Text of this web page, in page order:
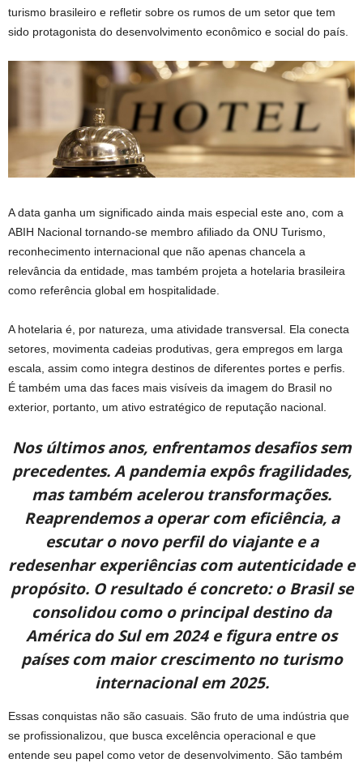
turismo brasileiro e refletir sobre os rumos de um setor que tem
sido protagonista do desenvolvimento econômico e social do país.
A data ganha um significado ainda mais especial este ano, com a
ABIH Nacional tornando-se membro afiliado da ONU Turismo,
reconhecimento internacional que não apenas chancela a
relevância da entidade, mas também projeta a hotelaria brasileira
como referência global em hospitalidade.
A hotelaria é, por natureza, uma atividade transversal. Ela conecta
setores, movimenta cadeias produtivas, gera empregos em larga
escala, assim como integra destinos de diferentes portes e perfis.
É também uma das faces mais visíveis da imagem do Brasil no
exterior, portanto, um ativo estratégico de reputação nacional.
Nos últimos anos, enfrentamos desafios sem
precedentes. A pandemia expôs fragilidades,
mas também acelerou transformações.
Reaprendemos a operar com eficiência, a
escutar o novo perfil do viajante e a
redesenhar experiências com autenticidade e
propósito. O resultado é concreto: o Brasil se
consolidou como o principal destino da
América do Sul em 2024 e figura entre os
países com maior crescimento no turismo
internacional em 2025.
Essas conquistas não são casuais. São fruto de uma indústria que
se profissionalizou, que busca excelência operacional e que
entende seu papel como vetor de desenvolvimento. São também